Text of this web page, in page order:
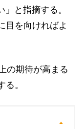
と指摘する。
目を向ければよ
の期待が高まる
。